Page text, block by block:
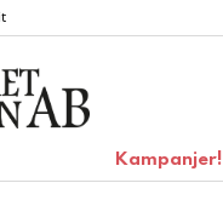
Kampanjer!